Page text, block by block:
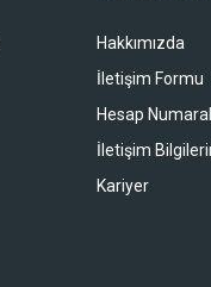
Hakkımızda
İletişim Formu
Hesap
İletişim
Kariyer